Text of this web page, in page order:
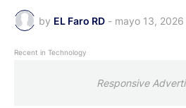
by EL Faro RD - mayo 13, 2026
Recent in Technology
Responsive